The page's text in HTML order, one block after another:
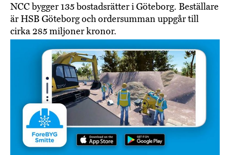
NCC bygger 135 bostadsrätter i Göteborg. Beställare
är HSB Göteborg och ordersumman uppgår till
cirka 285 miljoner kronor.